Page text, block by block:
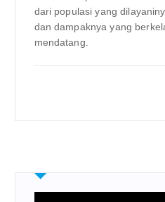
dari populasi yang
dan dampaknya yang
mendatang.